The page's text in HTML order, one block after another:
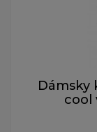
Dámsky
cool